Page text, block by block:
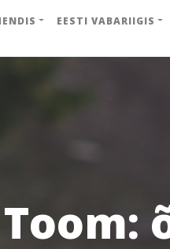
EESTI VABARIIGIS